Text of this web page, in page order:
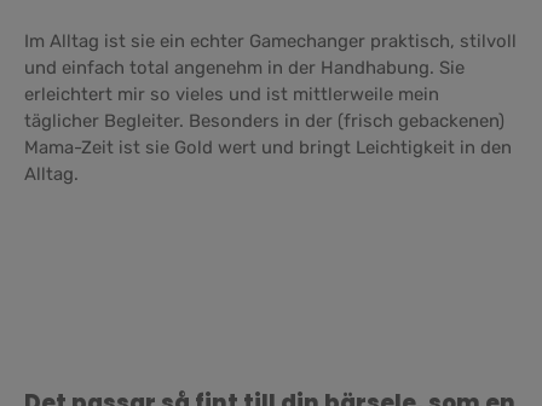
Im Alltag ist sie ein echter Gamechanger praktisch, stilvoll
und einfach total angenehm in der Handhabung. Sie
erleichtert mir so vieles und ist mittlerweile mein
täglicher Begleiter. Besonders in der (frisch gebackenen)
Mama-Zeit ist sie Gold wert und bringt Leichtigkeit in den
Alltag.
Hoppa över produktgalleri